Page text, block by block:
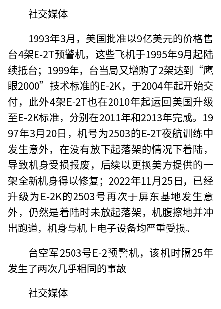
社交媒体
1993年3月，美国批准以9亿美元的价格售
台4架E-2T预警机，这些飞机于1995年9月起陆
续抵台；1999年，台当局又增购了2架达到“鹰
眼2000”技术标准的E-2K，于2004年起开始交
付，此外4架E-2T也在2010年起运回美国升级
至E-2K标准，分别在2011年和2013年完成。19
97年3月20日，机号为2503的E-2T夜航训练中
发生意外，在没有放下起落架的情况下着陆，
导致机身受损报废，后续以更换美方提供的一
架全新机身得以修复；2022年11月25日，已经
升级为E-2K的2503号再次于屏东基地发生意
外，仍然是着陆时未放起落架，机腹擦地并冲
出跑道，机身与机上电子设备均严重受损。
台空军2503号E-2预警机，该机时隔25年
发生了两次几乎相同的事故
社交媒体